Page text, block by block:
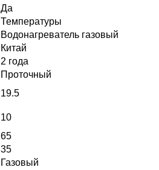
Да
Температуры
Водонагреватель газовый
Китай
2 года
Проточный
19.5
10
65
35
Газовый